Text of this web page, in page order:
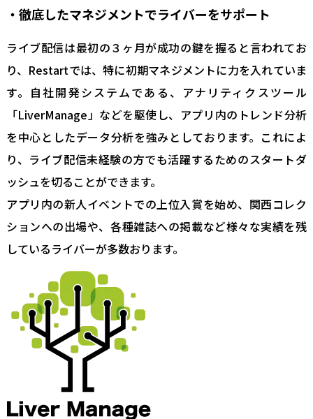
・徹底したマネジメントでライバーをサポート
ライブ配信は最初の３ヶ月が成功の鍵を握ると言われてお
り、Restartでは、特に初期マネジメントに力を入れていま
す。自社開発システムである、アナリティクスツール
「LiverManage」などを駆使し、アプリ内のトレンド分析
を中心としたデータ分析を強みとしております。これによ
り、ライブ配信未経験の方でも活躍するためのスタートダ
ッシュを切ることができます。
アプリ内の新人イベントでの上位入賞を始め、関西コレク
ションへの出場や、各種雑誌への掲載など様々な実績を残
しているライバーが多数おります。